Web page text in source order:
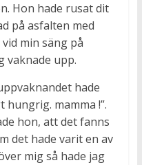
Hon hade rusat dit
på asfalten med
min säng på
vaknade upp.
hade
hungrig. mamma !”.
hon, att det fanns
det hade varit en av
mig så hade jag